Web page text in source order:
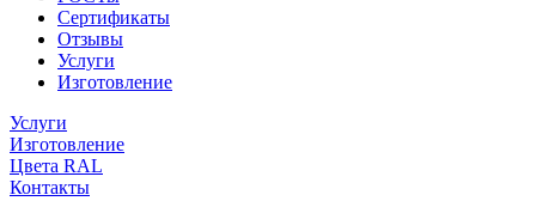
Сертификаты
Отзывы
Услуги
Изготовление
Услуги
Изготовление
Цвета RAL
Контакты